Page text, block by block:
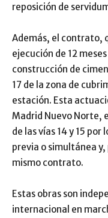
reposición de
Además, el contrato,
ejecución de 12
construcción de
17 de la zona de
estación. Esta
Madrid Nuevo Norte,
de las vías 14 y 15
previa o simultánea
mismo contrato.
Estas obras son
internacional en